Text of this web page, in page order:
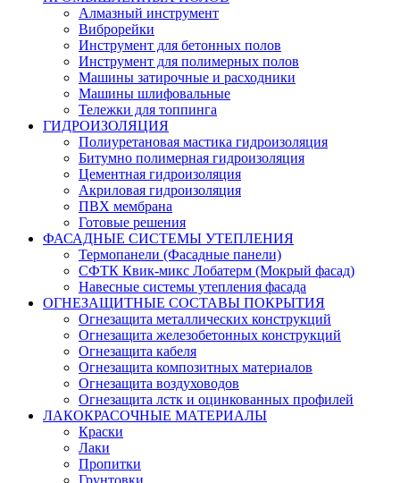
Алмазный инструмент
Виброрейки
Инструмент для бетонных полов
Инструмент для полимерных полов
Машины затирочные и расходники
Машины шлифовальные
Тележки для топпинга
ГИДРОИЗОЛЯЦИЯ
Полиуретановая мастика гидроизоляция
Битумно полимерная гидроизоляция
Цементная гидроизоляция
Акриловая гидроизоляция
ПВХ мембрана
Готовые решения
ФАСАДНЫЕ СИСТЕМЫ УТЕПЛЕНИЯ
Термопанели (Фасадные панели)
СФТК Квик-микс Лобатерм (Мокрый фасад)
Навесные системы утепления фасада
ОГНЕЗАЩИТНЫЕ СОСТАВЫ ПОКРЫТИЯ
Огнезащита металлических конструкций
Огнезащита железобетонных конструкций
Огнезащита кабеля
Огнезащита композитных материалов
Огнезащита воздуховодов
Огнезащита лстк и оцинкованных профилей
ЛАКОКРАСОЧНЫЕ МАТЕРИАЛЫ
Краски
Лаки
Пропитки